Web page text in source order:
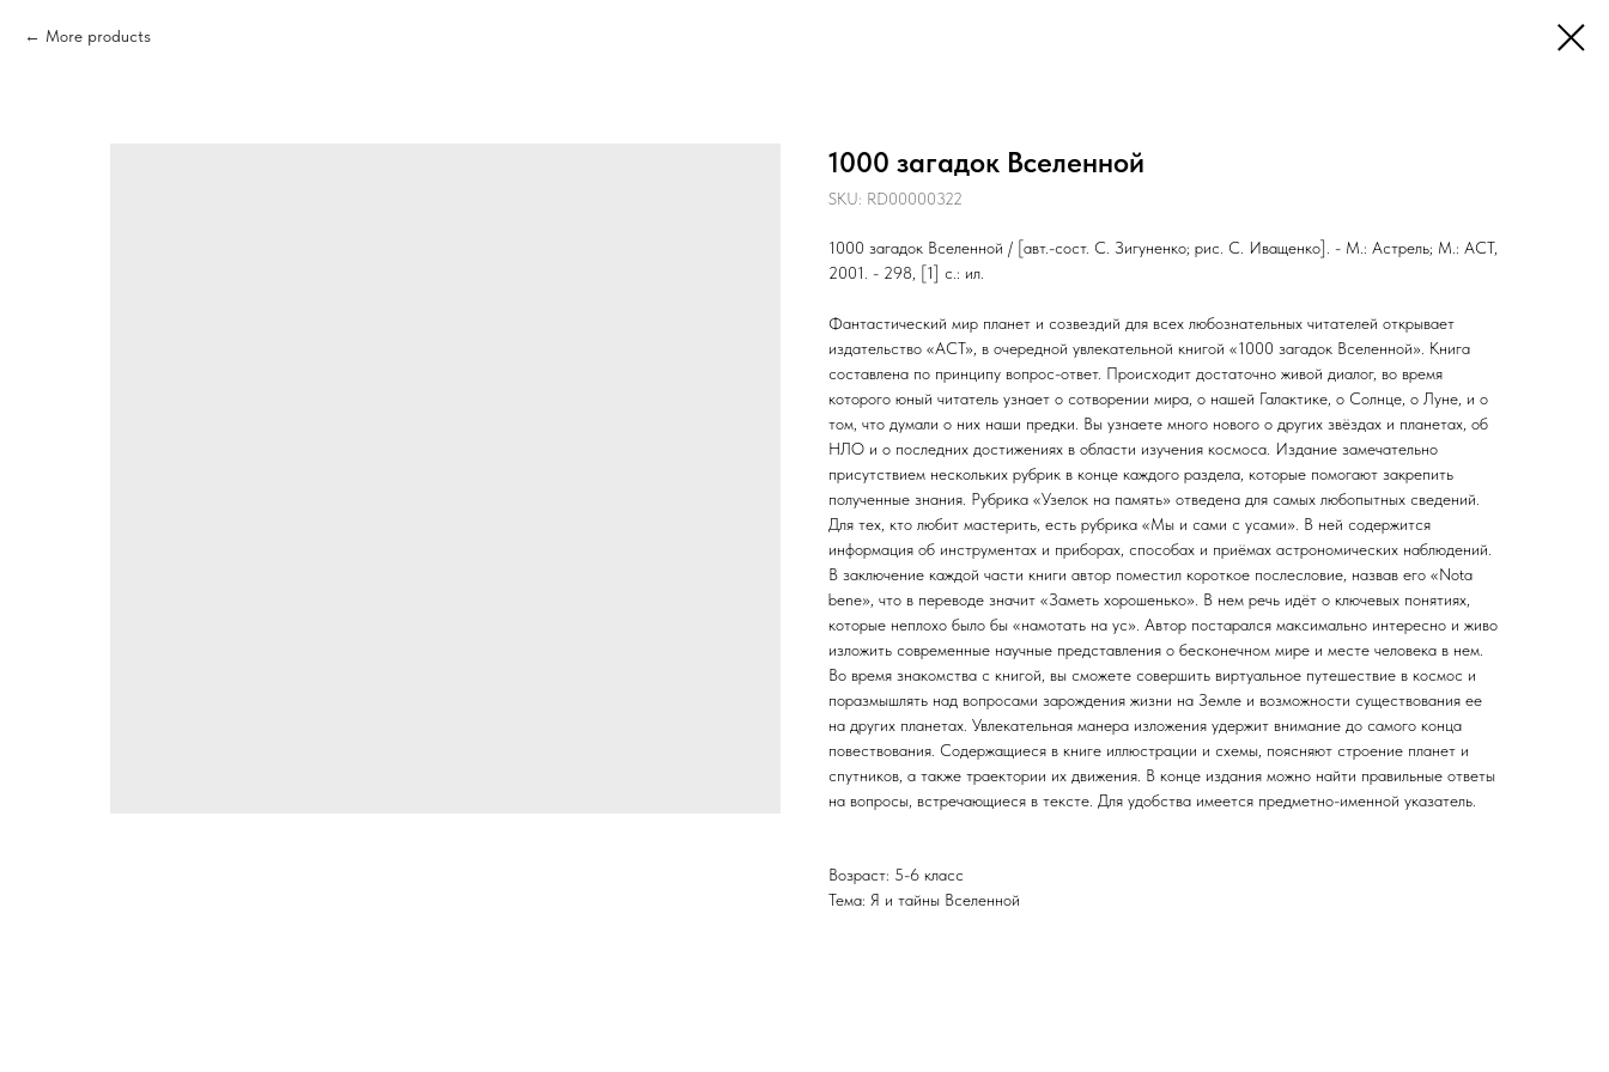
More products
1000 загадок Вселенной
SKU: RD00000322
1000 загадок Вселенной / [авт.-сост. С. Зигуненко; рис. С. Иващенко]. - М.: Астрель; М.: АСТ,
2001. - 298, [1] с.: ил.
Фантастический мир планет и созвездий для всех любознательных читателей открывает
издательство «ACT», в очередной увлекательной книгой «1000 загадок Вселенной». Книга
составлена по принципу вопрос-ответ. Происходит достаточно живой диалог, во время
которого юный читатель узнает о сотворении мира, о нашей Галактике, о Солнце, о Луне, и о
том, что думали о них наши предки. Вы узнаете много нового о других звёздах и планетах, об
НЛО и о последних достижениях в области изучения космоса. Издание замечательно
присутствием нескольких рубрик в конце каждого раздела, которые помогают закрепить
полученные знания. Рубрика «Узелок на память» отведена для самых любопытных сведений.
Для тех, кто любит мастерить, есть рубрика «Мы и сами с усами». В ней содержится
информация об инструментах и приборах, способах и приёмах астрономических наблюдений.
В заключение каждой части книги автор поместил короткое послесловие, назвав его «Nota
bene», что в переводе значит «Заметь хорошенько». В нем речь идёт о ключевых понятиях,
которые неплохо было бы «намотать на ус». Автор постарался максимально интересно и живо
изложить современные научные представления о бесконечном мире и месте человека в нем.
Во время знакомства с книгой, вы сможете совершить виртуальное путешествие в космос и
поразмышлять над вопросами зарождения жизни на Земле и возможности существования ее
на других планетах. Увлекательная манера изложения удержит внимание до самого конца
повествования. Содержащиеся в книге иллюстрации и схемы, поясняют строение планет и
спутников, а также траектории их движения. В конце издания можно найти правильные ответы
на вопросы, встречающиеся в тексте. Для удобства имеется предметно-именной указатель.
Возраст: 5-6 класс
Тема: Я и тайны Вселенной